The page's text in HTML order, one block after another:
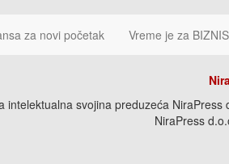
za novi početak Vreme je za BIZNIS
intelektualna svojina preduzeća
NiraPress